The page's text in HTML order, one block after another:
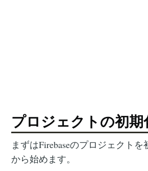
プロジェクトの初期
まずはFirebaseのプロジェクト
から始めます。